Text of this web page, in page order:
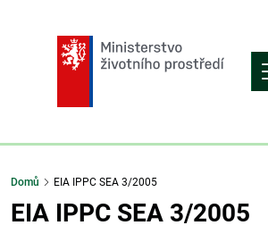
Domů EIA IPPC SEA 3/2005
EIA IPPC SEA 3/2005